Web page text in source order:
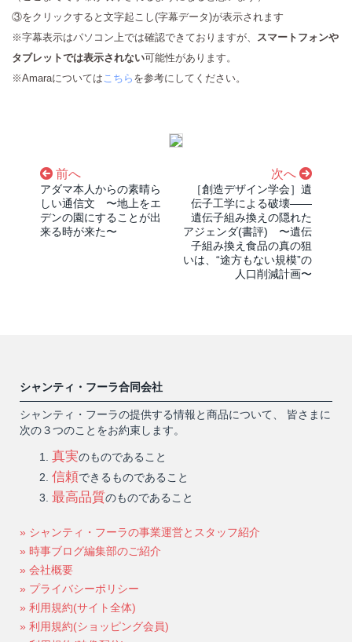
③をクリックすると文字起こし(字幕データ)が表示されます
※字幕表示はパソコン上では確認できておりますが、 スマートフォンや
タブレットでは表示されない可能性があります。
※Amaraについてはこちら を参考にしてください。
前へ
アダマ本人からの素晴ら
しい通信文 〜地上をエ
デンの園にすることが出
来る時が来た〜
次へ
［創造デザイン学会］遺
伝子工学による破壊――
遺伝子組み換えの隠れた
アジェンダ(書評) 〜遺伝
子組み換え食品の真の狙
いは、“途方もない規模”の
人口削減計画〜
シャンティ・フーラ合同会社
シャンティ・フーラの提供する情報と商品について、 皆さまに
次の３つのことをお約束します。
真実のものであること
信頼できるものであること
最高品質のものであること
» シャンティ・フーラの事業運営とスタッフ紹介
» 時事ブログ編集部のご紹介
» 会社概要
» プライバシーポリシー
» 利用規約(サイト全体)
» 利用規約(ショッピング会員)